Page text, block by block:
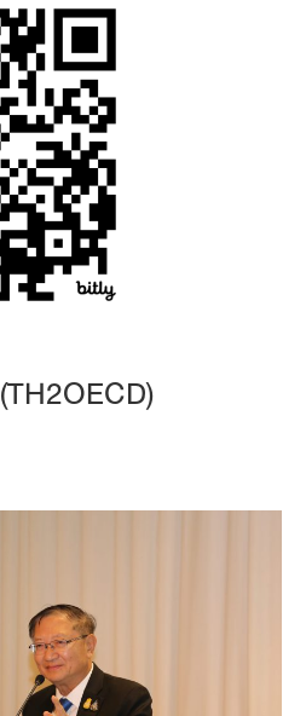
(TH2OECD)